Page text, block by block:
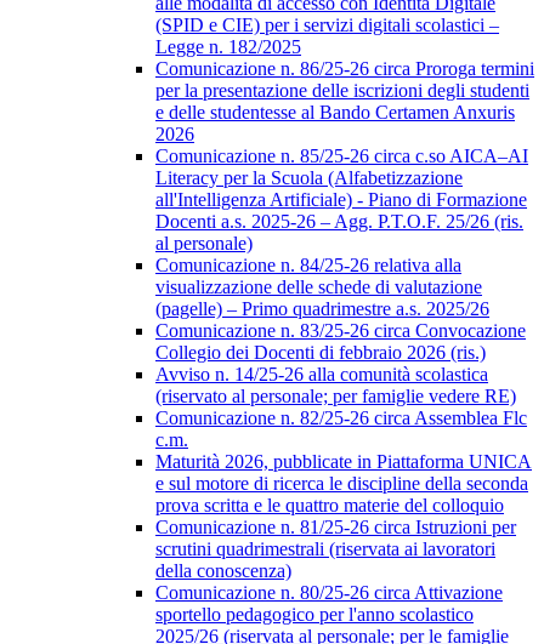
(SPID e CIE) per i servizi digitali scolastici –
Legge n. 182/2025
Comunicazione n. 86/25-26 circa Proroga termini
per la presentazione delle iscrizioni degli studenti
e delle studentesse al Bando Certamen Anxuris
2026
Comunicazione n. 85/25-26 circa c.so AICA–AI
Literacy per la Scuola (Alfabetizzazione
all'Intelligenza Artificiale) - Piano di Formazione
Docenti a.s. 2025-26 – Agg. P.T.O.F. 25/26 (ris.
al personale)
Comunicazione n. 84/25-26 relativa alla
visualizzazione delle schede di valutazione
(pagelle) – Primo quadrimestre a.s. 2025/26
Comunicazione n. 83/25-26 circa Convocazione
Collegio dei Docenti di febbraio 2026 (ris.)
Avviso n. 14/25-26 alla comunità scolastica
(riservato al personale; per famiglie vedere RE)
Comunicazione n. 82/25-26 circa Assemblea Flc
c.m.
Maturità 2026, pubblicate in Piattaforma UNICA
e sul motore di ricerca le discipline della seconda
prova scritta e le quattro materie del colloquio
Comunicazione n. 81/25-26 circa Istruzioni per
scrutini quadrimestrali (riservata ai lavoratori
della conoscenza)
Comunicazione n. 80/25-26 circa Attivazione
sportello pedagogico per l'anno scolastico
2025/26 (riservata al personale; per le famiglie